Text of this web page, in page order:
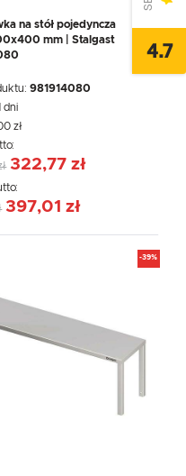
na stół pojedyncza
mm | Stalgast
981914080
dni
zł
322,77 zł
397,01 zł
-39%
4.7